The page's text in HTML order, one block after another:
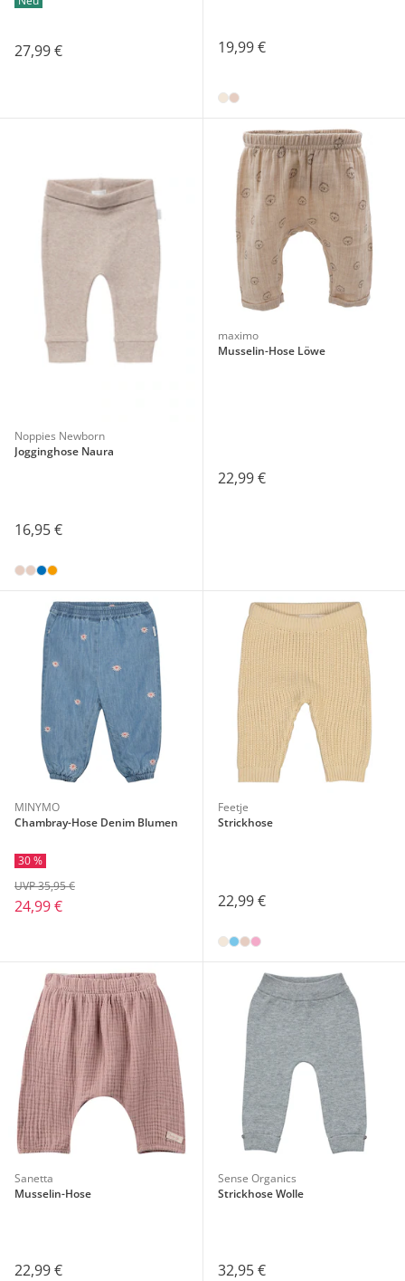
27,99 € 19,99 €
Noppies Newborn
Jogginghose Naura
16,95 €
maximo
Musselin-Hose Löwe
22,99 €
MINYMO
Chambray-Hose Denim Blumen
30 %
24,99 €
UVP 35,95 €
Feetje
Strickhose
22,99 €
Sanetta
Musselin-Hose
22,99 €
Sense Organics
Strickhose Wolle
32,95 €